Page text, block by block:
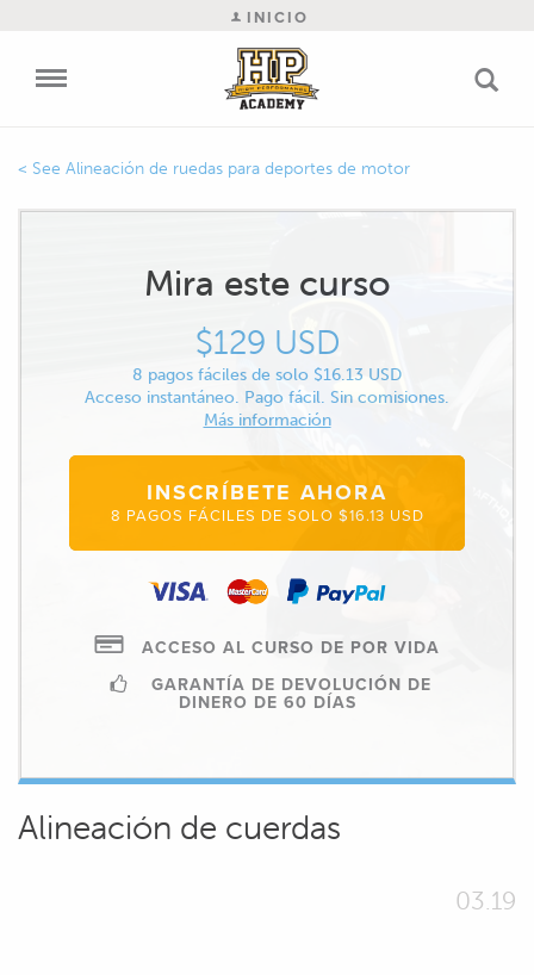
INICIO
Alineación de ruedas para deportes de motor
Mira este curso
$129 USD
8 pagos fáciles de solo $16.13 USD
Acceso instantáneo. Pago fácil. Sin comisiones.
Más información
INSCRÍBETE AHORA
8 PAGOS FÁCILES DE SOLO $16.13 USD
ACCESO AL CURSO DE POR VIDA
GARANTÍA DE DEVOLUCIÓN DE
DINERO DE 60 DÍAS
Alineación de cuerdas
03.19